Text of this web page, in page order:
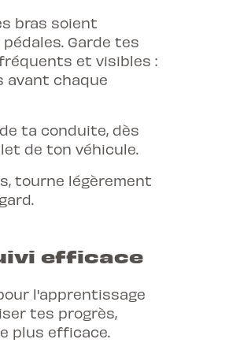
bras soient
Garde tes
et visibles :
avant chaque
ta conduite, dès
de ton véhicule.
tourne légèrement
efficace
l'apprentissage
tes progrès,
plus efficace.